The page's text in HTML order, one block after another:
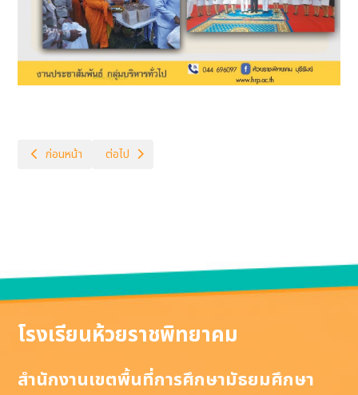
เนื้อหาก่อนหน้า: ฉบับที่ 07-2566
ก่อนหน้า เนื้อหาถัดไป: ฉบับที่ 06-2566
ต่อไป
โรงเรียนห้วยราชพิทยาคม
สำนักงานเขตพื้นที่การศึกษามัธยมศึกษา